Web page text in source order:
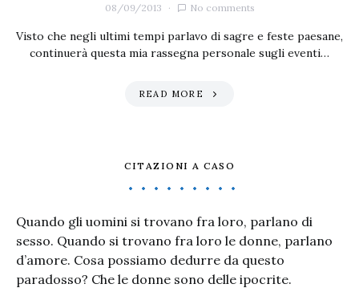
08/09/2013 No comments
Visto che negli ultimi tempi parlavo di sagre e feste paesane,
continuerà questa mia rassegna personale sugli eventi…
READ MORE
CITAZIONI A CASO
Quando gli uomini si trovano fra loro, parlano di
sesso. Quando si trovano fra loro le donne, parlano
d’amore. Cosa possiamo dedurre da questo
paradosso? Che le donne sono delle ipocrite.